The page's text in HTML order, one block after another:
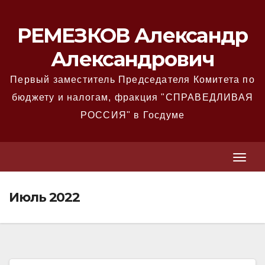
содержимому
РЕМЕЗКОВ Александр
Александрович
Первый заместитель Председателя Комитета по
бюджету и налогам, фракция "СПРАВЕДЛИВАЯ
РОССИЯ" в Госдуме
T
Июль 2022